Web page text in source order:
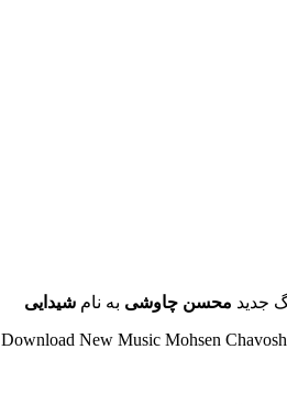
جدید محسن چاوشی به نام شیدایی
Download New Music Mohsen